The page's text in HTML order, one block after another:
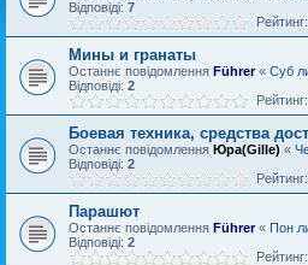
Відповіді: 7
Мины и гранаты
Останнє повідомлення Führer« Суб
Відповіді: 2
Боевая техника, средства
Останнє повідомлення Юра(Gille) «
Відповіді: 2
Парашют
Останнє повідомлення Führer« Пон
Відповіді: 2